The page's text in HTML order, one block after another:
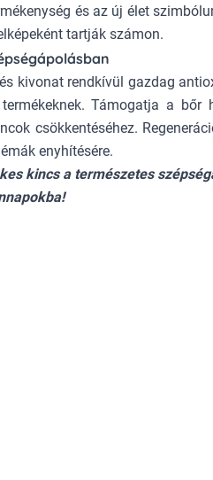
és az új élet
tartják számon.
kivonat rendkívül gazdag
Támogatja a bőr
csökkentéséhez.
enyhítésére.
kincs a természetes